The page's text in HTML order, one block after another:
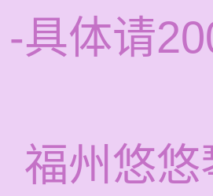
-具体请
福州悠